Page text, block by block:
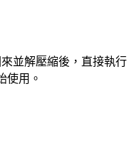
來並解壓縮後，直接執行
使用。